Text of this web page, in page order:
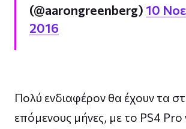
(@aarongreenberg) 10
2016
Πολύ ενδιαφέρον θα έχουν τα
επόμενους μήνες, με το PS4 Pro